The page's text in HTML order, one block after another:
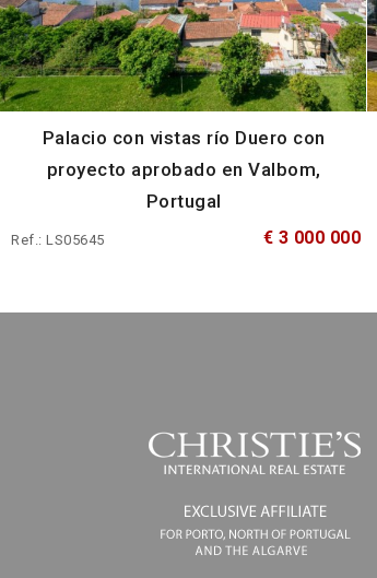
Palacio con vistas río Duero con
proyecto aprobado en Valbom,
Portugal
Ref.: LS05645 € 3 000 000